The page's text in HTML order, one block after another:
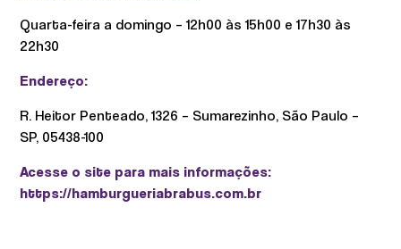
Quarta-feira a domingo – 12h00 às 15h00 e 17h30 às
22h30
Endereço:
R. Heitor Penteado, 1326 – Sumarezinho, São Paulo –
SP, 05438-100
Acesse o site para mais informações:
https://hamburgueriabrabus.com.br